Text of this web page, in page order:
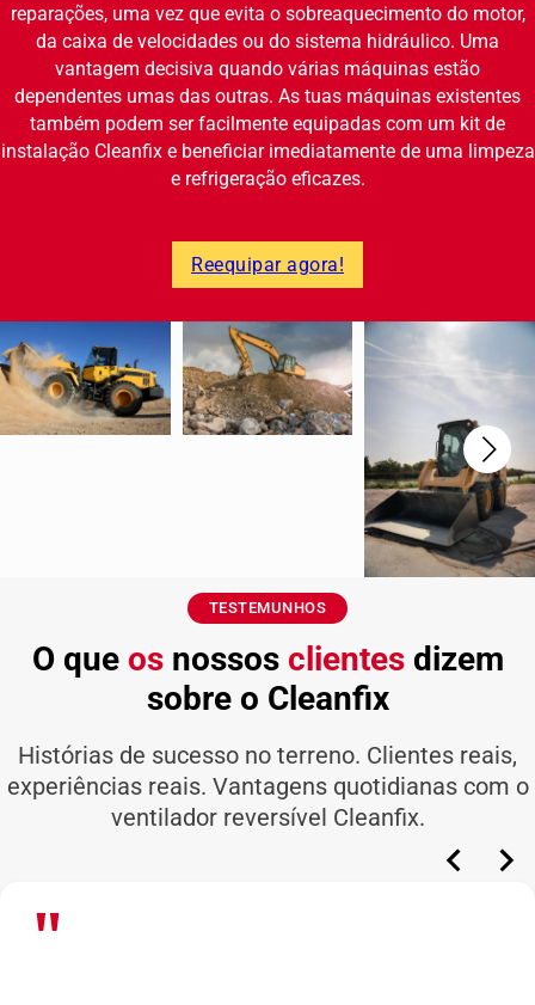
reparações, uma vez que evita o sobreaquecimento do motor,
da caixa de velocidades ou do sistema hidráulico. Uma
vantagem decisiva quando várias máquinas estão
dependentes umas das outras. As tuas máquinas existentes
também podem ser facilmente equipadas com um kit de
instalação Cleanfix e beneficiar imediatamente de uma limpeza
e refrigeração eficazes.
Reequipar agora!
O que osnossos clientesdizem
sobre o Cleanfix
TESTEMUNHOS
Histórias de sucesso no terreno. Clientes reais,
experiências reais. Vantagens quotidianas com o
ventilador reversível Cleanfix.